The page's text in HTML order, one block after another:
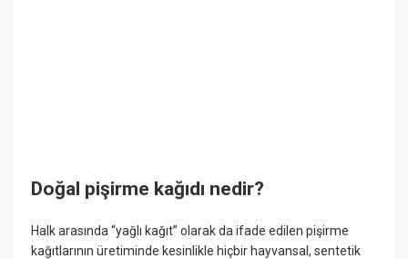
Doğal pişirme kağıdı nedir?
Halk arasında “yağlı kağıt” olarak da ifade edilen pişirme
kağıtlarının üretiminde kesinlikle hiçbir hayvansal, sentetik